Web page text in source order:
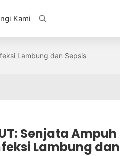
Kami
Lambung dan Sepsis
Senjata Ampuh
Lambung dan